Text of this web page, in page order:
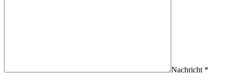
Nachricht *